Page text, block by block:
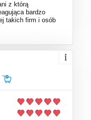
z którą
bardzo
takich firm i osób